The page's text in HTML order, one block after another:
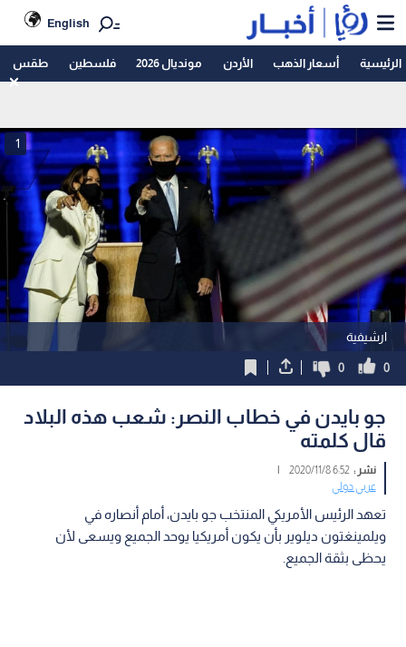
English
الرئيسية أسعار الذهب الأردن مونديال 2026 فلسطين طقس
ارشيفية
1
0
0
جو بايدن في خطاب النصر: شعب هذه البلاد
قال كلمته
نشر :6:52 2020/11/8
|
عربي دولي
تعهد الرئيس الأمريكي المنتخب جو بايدن، أمام أنصاره في
ويلمينغتون ديلوير بأن يكون أمريكيا يوحد الجميع ويسعى لأن
يحظى بثقة الجميع.